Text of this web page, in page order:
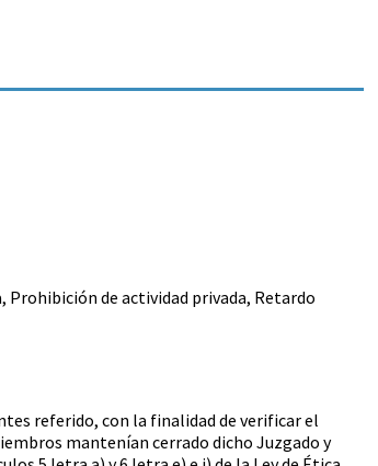
Prohibición de actividad privada, Retardo
referido, con la finalidad de verificar el
mantenían cerrado dicho Juzgado y